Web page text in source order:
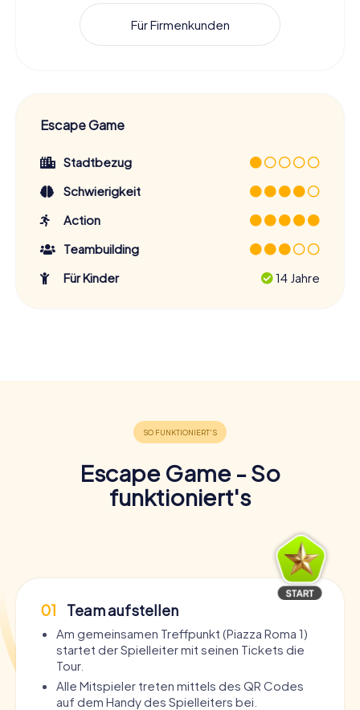
Für Firmenkunden
Escape Game
Stadtbezug
Schwierigkeit
Action
Teambuilding
Für Kinder
14 Jahre
Escape Game - So
funktioniert's
01 Team aufstellen
Am gemeinsamen Treffpunkt (Piazza Roma 1)
startet der Spielleiter mit seinen Tickets die
Tour.
Alle Mitspieler treten mittels des QR Codes
auf dem Handy des Spielleiters bei.